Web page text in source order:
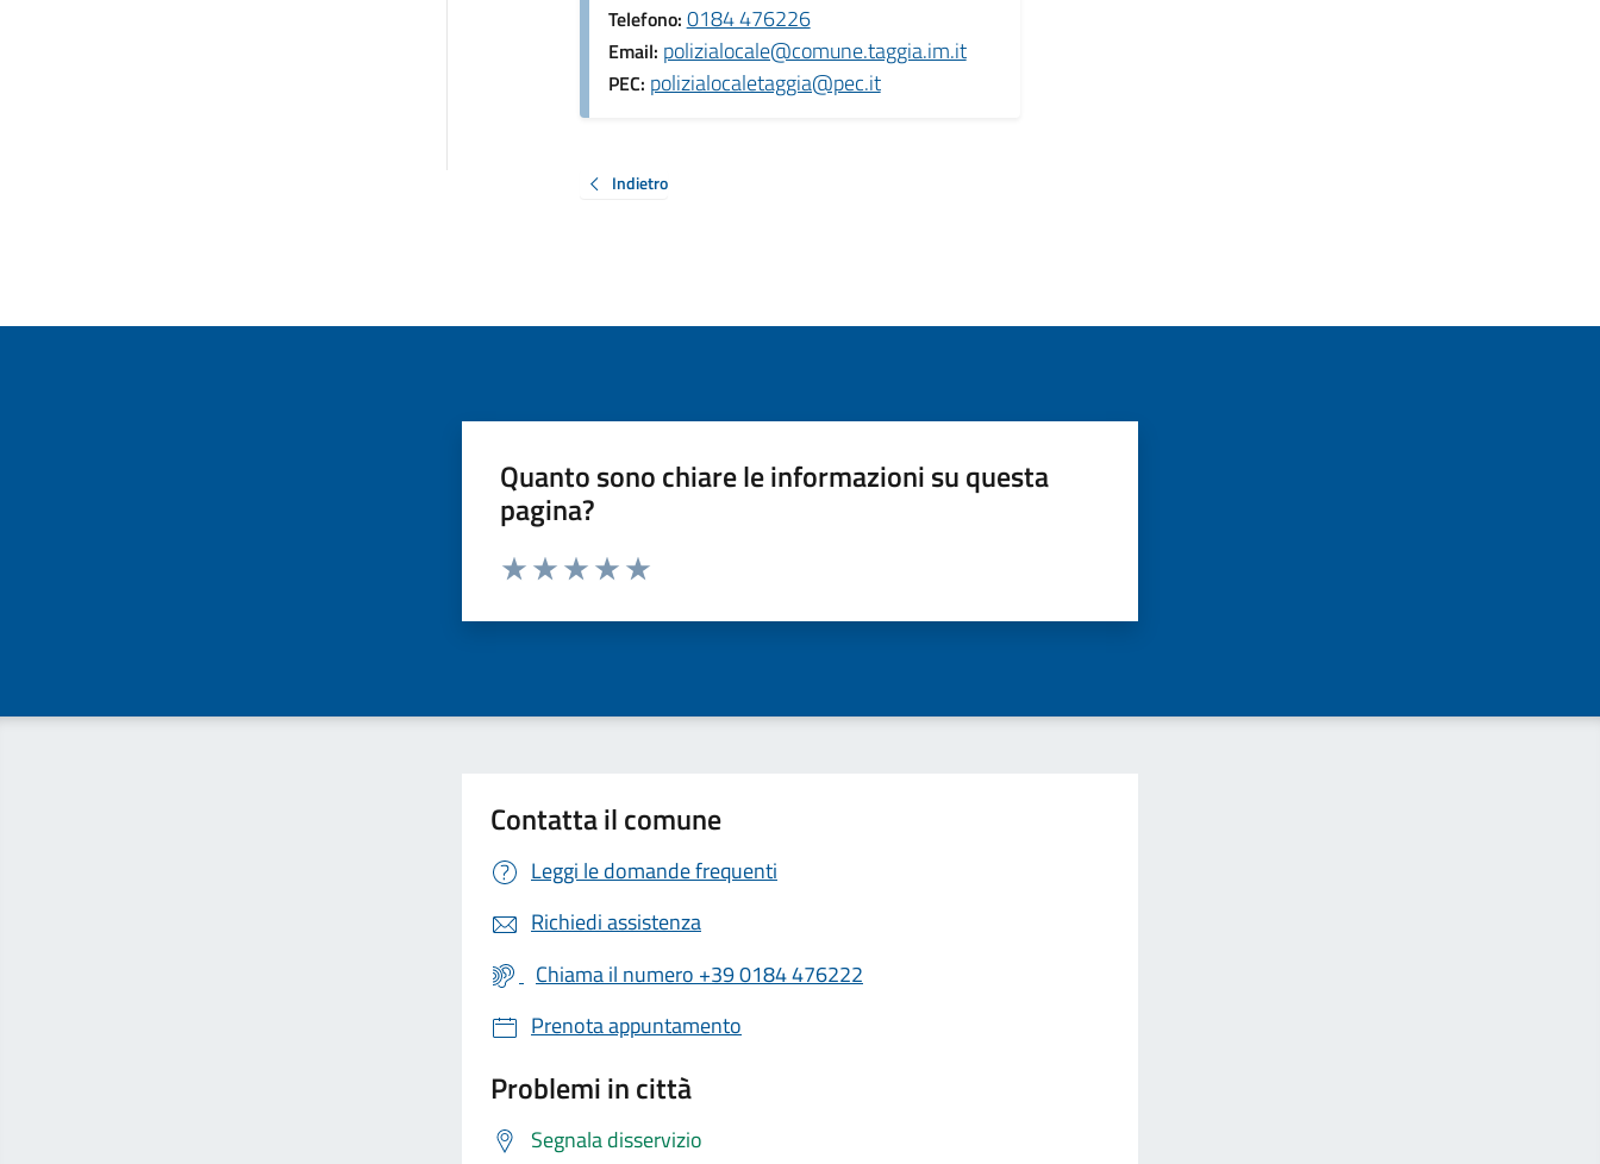
Telefono: 0184 476226
Email: polizialocale@comune.taggia.im.it
PEC: polizialocaletaggia@pec.it
Indietro
Quanto sono chiare le informazioni su questa
pagina?
Valuta da 1 a 5 stelle la pagina
Contatta il comune
Leggi le domande frequenti
Richiedi assistenza
Chiama il numero +39 0184 476222
Prenota appuntamento
Problemi in città
Segnala disservizio